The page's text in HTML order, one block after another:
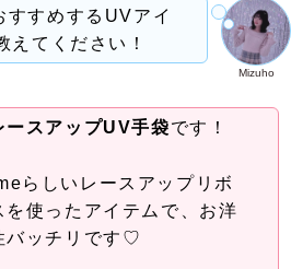
Mizuho
すめするUVアイ
えてください！
ースアップUV手袋です！
らしいレースアップリボ
を使ったアイテムで、お洋
バッチリです♡